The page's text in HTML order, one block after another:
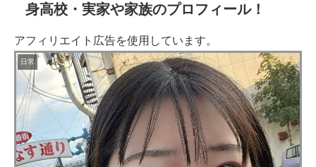
身高校・実家や家族のプロフィール！
アフィリエイト広告を使用しています。
日常